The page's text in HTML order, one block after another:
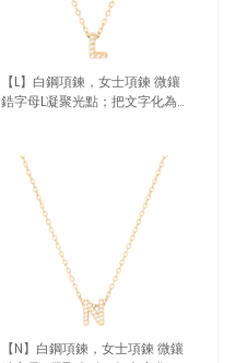
【L】白鋼項鍊，女士項鍊 微鑲
鋯字母L凝聚光點；把文字化為
【N】白鋼項鍊，女士項鍊 微鑲